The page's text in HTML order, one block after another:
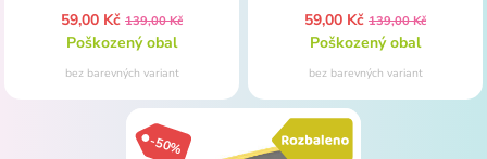
59,00 Kč 139,00 Kč
Poškozený obal
bez barevných variant
59,00 Kč 139,00 Kč
Poškozený obal
bez barevných variant
-50%